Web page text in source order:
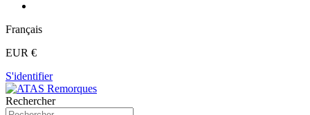
Français
EUR €
S'identifier
Rechercher